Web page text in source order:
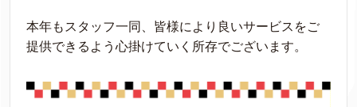
本年もスタッフ一同、皆様により良いサービスをご
提供できるよう心掛けていく所存でございます。